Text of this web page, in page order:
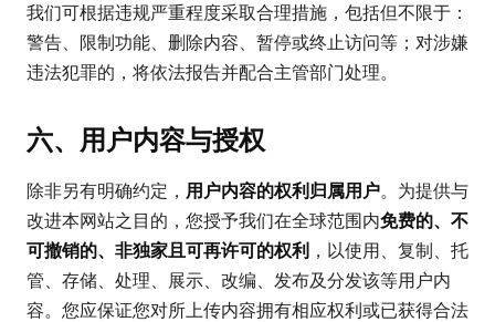
我们可根据违规严重程度采取合理措施，包括但不限于：
警告、限制功能、删除内容、暂停或终止访问等；对涉嫌
违法犯罪的，将依法报告并配合主管部门处理。
六、用户内容与授权
除非另有明确约定， 用户内容的权利归属用户。为提供与
改进本网站之目的，您授予我们在全球范围内免费的、不
可撤销的、非独家且可再许可的权利 ，以使用、复制、托
管、存储、处理、展示、改编、发布及分发该等用户内
容。您应保证您对所上传内容拥有相应权利或已获得合法